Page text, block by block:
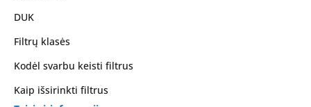
DUK
Filtrų klasės
Kodėl svarbu keisti filtrus
Kaip išsirinkti filtrus